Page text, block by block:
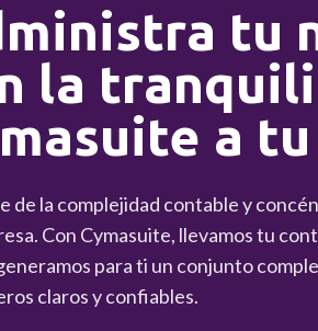
tu
la
a
de la complejidad contable y
Con Cymasuite, llevamos tu
para ti un conjunto
claros y confiables.